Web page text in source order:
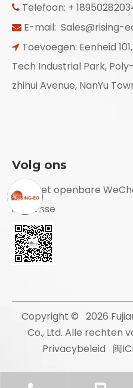
 Telefoon: +
 E-mail: Sales@rising-
 Toevoegen: Eenheid
Tech Industrial Park,
zhihui Avenue, NanYu
Volg ons
Volg het openbare
interesse
Copyright © 2026
Co., Ltd. Alle rechten
Privacybeleid
闽